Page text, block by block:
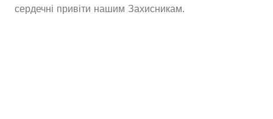
сердечні привіти нашим Захисникам.